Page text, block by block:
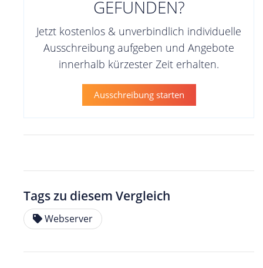
GEFUNDEN?
Jetzt kostenlos & unverbindlich individuelle
Ausschreibung aufgeben und Angebote
innerhalb kürzester Zeit erhalten.
Ausschreibung starten
Tags zu diesem Vergleich
Webserver